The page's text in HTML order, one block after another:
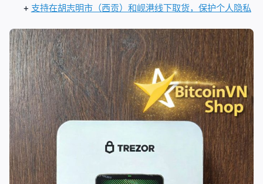
+ 支持在胡志明市（西贡）和岘港线下取货，保护个人隐私